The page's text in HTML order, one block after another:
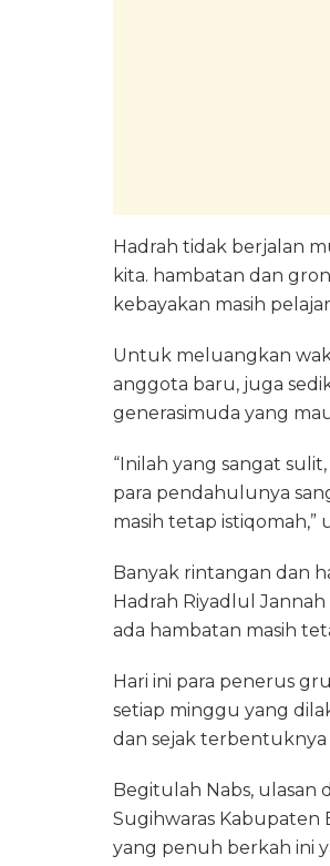
Hadrah tidak berjalan
kita. hambatan dan
kebayakan masih
Untuk meluangkan
anggota baru, juga
generasimuda yang
“Inilah yang sangat
para pendahulunya
masih tetap istiqomah,”
Banyak rintangan dan
Hadrah Riyadlul
ada hambatan masih
Hari ini para penerus
setiap minggu yang
dan sejak terbentuknya
Begitulah Nabs, ulasan
Sugihwaras Kabupaten
yang penuh berkah ini